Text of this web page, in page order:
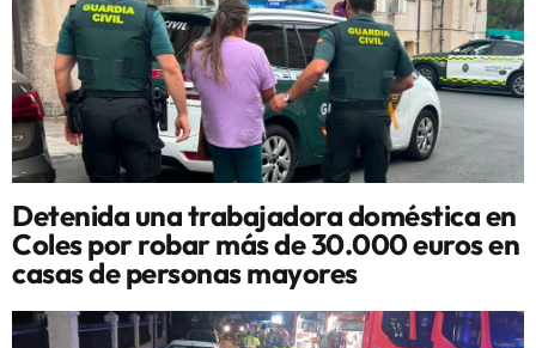
Detenida una trabajadora doméstica en
Coles por robar más de 30.000 euros en
casas de personas mayores